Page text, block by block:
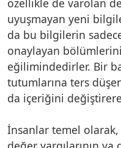
özellikle de varolan
uyuşmayan yeni
da bu bilgilerin
onaylayan
eğilimindedirler. Bir
tutumlarına ters
da içeriğini
İnsanlar temel